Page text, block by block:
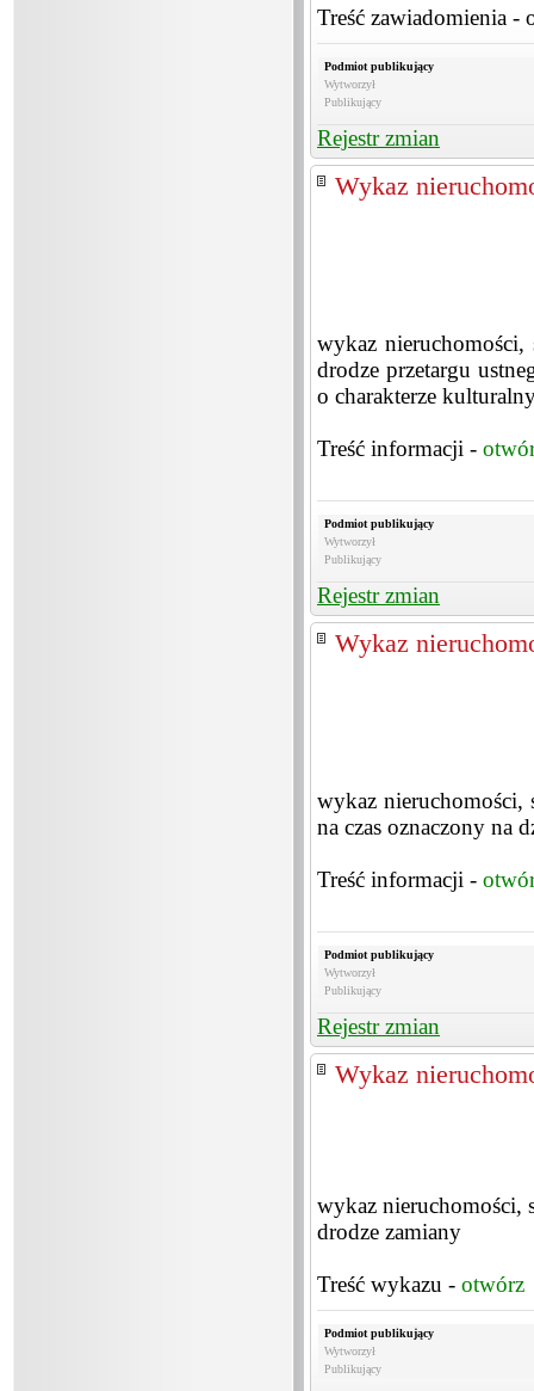
Treść zawiadomienia -
Podmiot publikujący
Wytworzył
Publikujący
Rejestr zmian
Wykaz
wykaz nieruchomości,
drodze przetargu
o charakterze
Treść informacji -
Podmiot publikujący
Wytworzył
Publikujący
Rejestr zmian
Wykaz
wykaz nieruchomości,
na czas oznaczony na
Treść informacji -
Podmiot publikujący
Wytworzył
Publikujący
Rejestr zmian
Wykaz
wykaz nieruchomości,
drodze zamiany
Treść wykazu - otwórz
Podmiot publikujący
Wytworzył
Publikujący